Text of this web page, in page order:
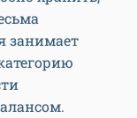
занимает